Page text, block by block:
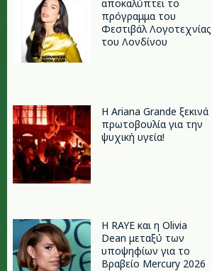
αποκαλύπτει το
πρόγραμμα του
Φεστιβάλ Λογοτεχνίας
του Λονδίνου
Η Ariana Grande ξεκινά
πρωτοβουλία για την
ψυχική υγεία!
Η RAYE και η Olivia
Dean μεταξύ των
υποψηφίων για το
Βραβείο Mercury 2026